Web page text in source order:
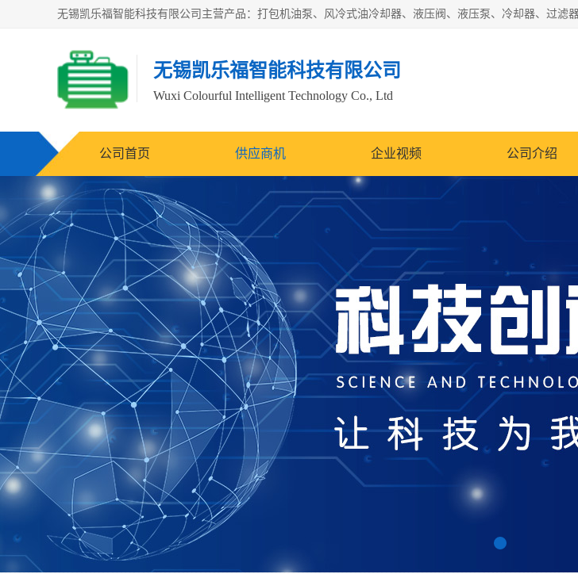
无锡凯乐福智能科技有限公司
Wuxi Colourful Intelligent Technology Co., Ltd
公司首页 供应商机 企业视频 公司介绍